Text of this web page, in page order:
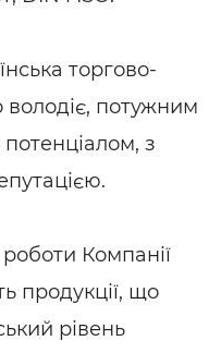
торгово-
потужним
з
Компанії
продукції, що
рівень